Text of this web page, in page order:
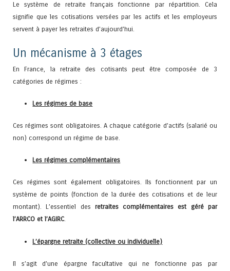
Le système de retraite français fonctionne par répartition. Cela
signifie que les cotisations versées par les actifs et les employeurs
servent à payer les retraites d’aujourd’hui.
Un mécanisme à 3 étages
En France, la retraite des cotisants peut être composée de 3
catégories de régimes :
Les régimes de base
Ces régimes sont obligatoires. A chaque catégorie d’actifs (salarié ou
non) correspond un régime de base.
Les régimes complémentaires
Ces régimes sont également obligatoires. Ils fonctionnent par un
système de points (fonction de la durée des cotisations et de leur
montant). L’essentiel des retraites complémentaires est géré par
l’ARRCO et l’AGIRC.
L’épargne retraite (collective ou individuelle)
Il s’agit d’une épargne facultative qui ne fonctionne pas par